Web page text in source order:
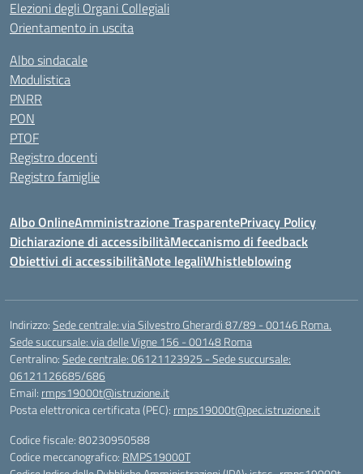
Elezioni degli Organi Collegiali
Orientamento in uscita
Albo sindacale
Modulistica
PNRR
PON
PTOF
Registro docenti
Registro famiglie
Albo OnlineAmministrazione TrasparentePrivacy Policy
Dichiarazione di accessibilitàMeccanismo di feedback
Obiettivi di accessibilitàNote legaliWhistleblowing
Indirizzo:Sede centrale: via Silvestro Gherardi 87/89 - 00146 Roma.
Sede succursale: via delle Vigne 156 - 00148 Roma
Centralino:Sede centrale: 06121123925 - Sede succursale:
06121126685/686
Email: rmps19000t@istruzione.it
Posta elettronica certificata (PEC): rmps19000t@pec.istruzione.it
Codice fiscale: 80230950588
Codice meccanografico: RMPS19000T